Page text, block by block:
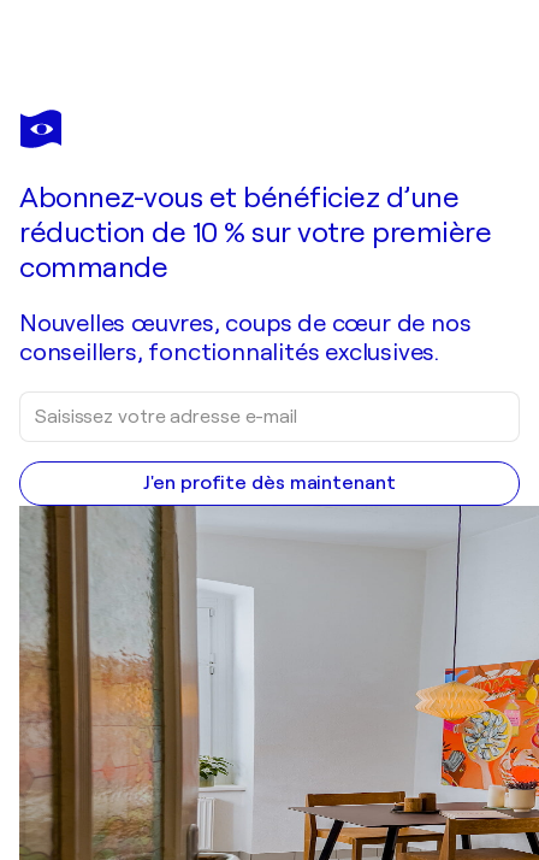
ANNA BIELER
Synergie
Abonnez-vous et bénéficiez d’une
réduction de 10 % sur votre première
commande
Nouvelles œuvres, coups de cœur de nos
conseillers, fonctionnalités exclusives.
J'en profite dès maintenant